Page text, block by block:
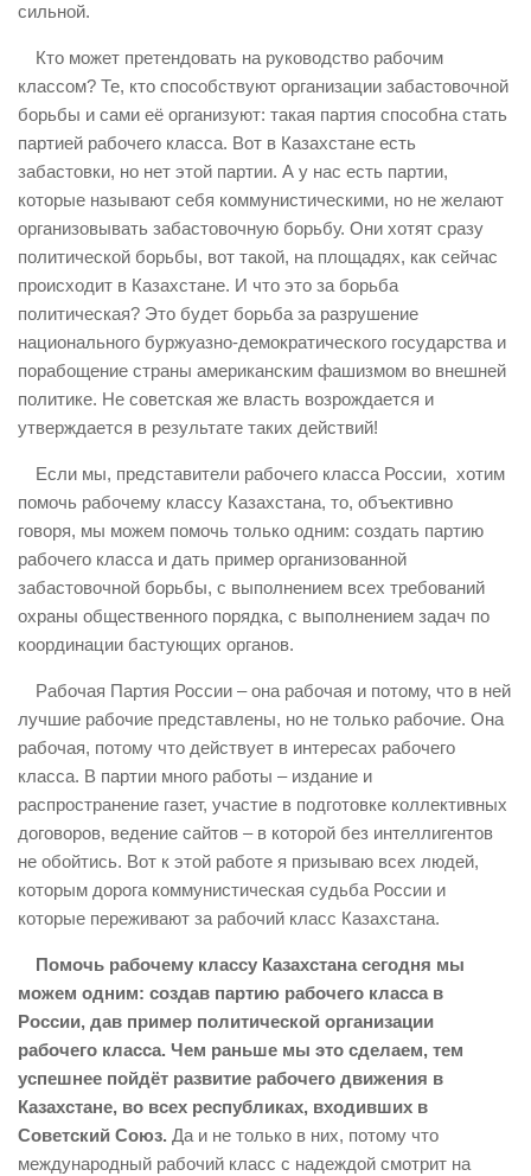
сильной.
Кто может претендовать на руководство рабочим
классом? Те, кто способствуют организации забастовочной
борьбы и сами её организуют: такая партия способна стать
партией рабочего класса. Вот в Казахстане есть
забастовки, но нет этой партии. А у нас есть партии,
которые называют себя коммунистическими, но не желают
организовывать забастовочную борьбу. Они хотят сразу
политической борьбы, вот такой, на площадях, как сейчас
происходит в Казахстане. И что это за борьба
политическая? Это будет борьба за разрушение
национального буржуазно-демократического государства и
порабощение страны американским фашизмом во внешней
политике. Не советская же власть возрождается и
утверждается в результате таких действий!
Если мы, представители рабочего класса России, хотим
помочь рабочему классу Казахстана, то, объективно
говоря, мы можем помочь только одним: создать партию
рабочего класса и дать пример организованной
забастовочной борьбы, с выполнением всех требований
охраны общественного порядка, с выполнением задач по
координации бастующих органов.
Рабочая Партия России – она рабочая и потому, что в ней
лучшие рабочие представлены, но не только рабочие. Она
рабочая, потому что действует в интересах рабочего
класса. В партии много работы – издание и
распространение газет, участие в подготовке коллективных
договоров, ведение сайтов – в которой без интеллигентов
не обойтись. Вот к этой работе я призываю всех людей,
которым дорога коммунистическая судьба России и
которые переживают за рабочий класс Казахстана.
Помочь рабочему классу Казахстана сегодня мы
можем одним: создав партию рабочего класса в
России, дав пример политической организации
рабочего класса. Чем раньше мы это сделаем, тем
успешнее пойдёт развитие рабочего движения в
Казахстане, во всех республиках, входивших в
Советский Союз. Да и не только в них, потому что
международный рабочий класс с надеждой смотрит на